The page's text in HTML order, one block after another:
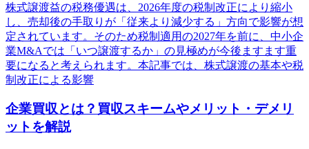
株式譲渡益の税務優遇は、2026年度の税制改正により縮小
し、売却後の手取りが「従来より減少する」方向で影響が想
定されています。そのため税制適用の2027年を前に、中小企
業M&Aでは「いつ譲渡するか」の見極めが今後ますます重
要になると考えられます。本記事では、株式譲渡の基本や税
制改正による影響
企業買収とは？買収スキームやメリット・デメリ
ットを解説